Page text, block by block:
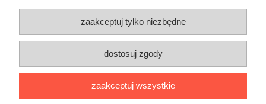
O nas
Kontakt telefoniczny (od poniedziałku do piątku, w godzinach 8:00-
16:00):510282022,795154139
zaakceptuj tylko niezbędne
dostosuj zgody
zaakceptuj wszystkie